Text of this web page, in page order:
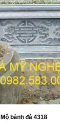
Mộ bành đá 4318